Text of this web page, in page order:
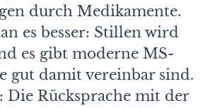
durch Medikamente.
es besser: Stillen wird
es gibt moderne MS-
gut damit vereinbar sind.
Die Rücksprache mit der